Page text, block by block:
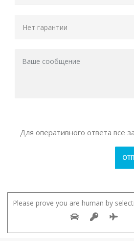
Для оперативного ответа все
Please prove you are human by